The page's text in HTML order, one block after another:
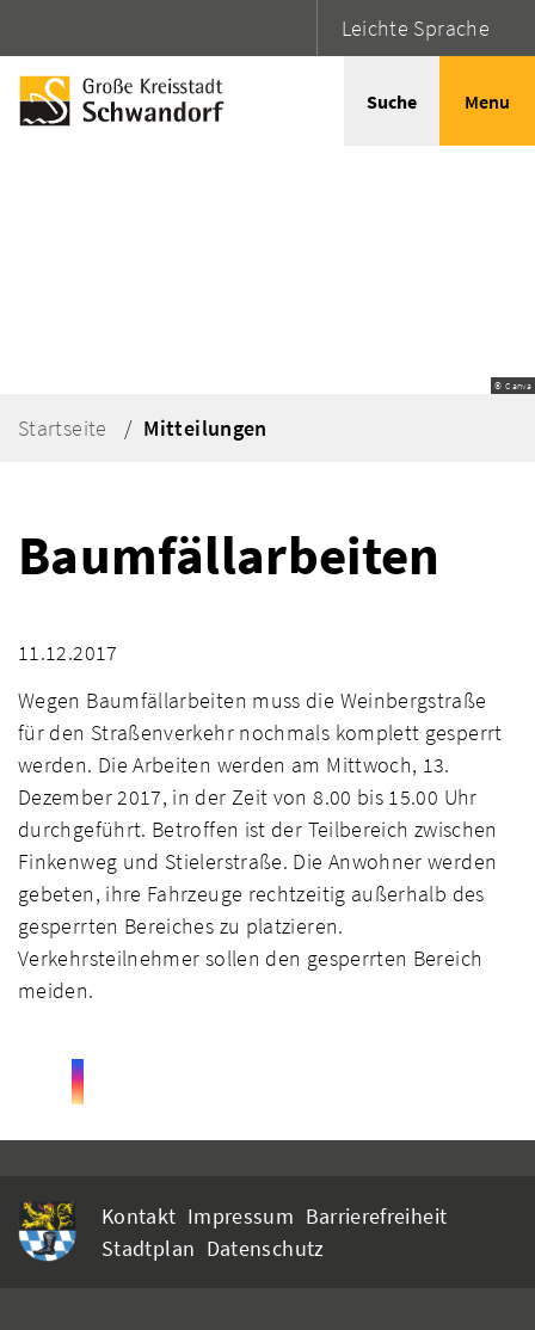
Leichte Sprache
Suche Menu
© Canva
Startseite Mitteilungen
Baumfällarbeiten
11.12.2017
Wegen Baumfällarbeiten muss die Weinbergstraße
für den Straßenverkehr nochmals komplett gesperrt
werden. Die Arbeiten werden am Mittwoch, 13.
Dezember 2017, in der Zeit von 8.00 bis 15.00 Uhr
durchgeführt. Betroffen ist der Teilbereich zwischen
Finkenweg und Stielerstraße. Die Anwohner werden
gebeten, ihre Fahrzeuge rechtzeitig außerhalb des
gesperrten Bereiches zu platzieren.
Verkehrsteilnehmer sollen den gesperrten Bereich
meiden.
Kontakt Impressum Barrierefreiheit
Stadtplan Datenschutz